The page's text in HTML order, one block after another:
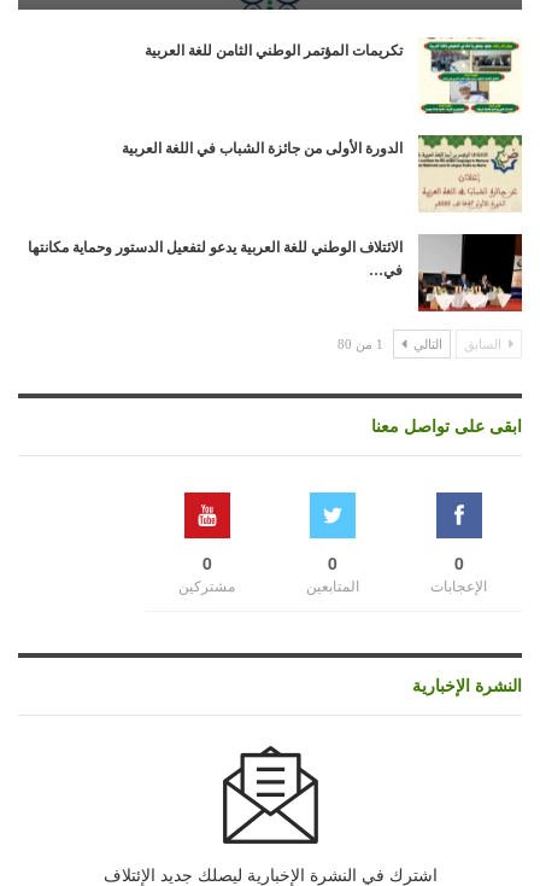
تكريمات المؤتمر الوطني الثامن للغة العربية
الدورة الأولى من جائزة الشباب في اللغة العربية
الائتلاف الوطني للغة العربية يدعو لتفعيل الدستور وحماية مكانتها
في…
السابق التالي 1 من 80
ابقى على تواصل معنا
0
الإعجابات
0
المتابعين
0
مشتركين
النشرة الإخبارية
اشترك في النشرة الإخبارية ليصلك جديد الإئتلاف